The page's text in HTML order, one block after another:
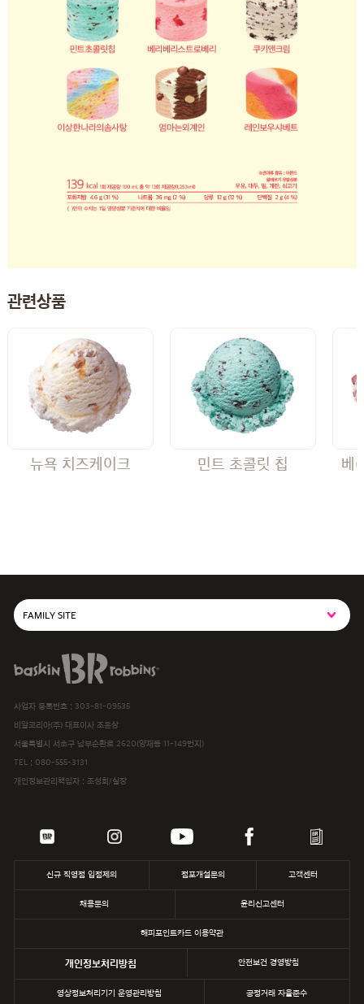
관련상품
뉴욕 치즈케이크 민트 초콜릿 칩 베
FAMILY SITE
SPC MAGAZINE
해피포인트카드
파스쿠찌
삼립
던킨
baskiN robbiNs
사업자 등록번호 : 303-81-09535
비알코리아(주) 대표이사 조윤상
서울특별시 서초구 남부순환로 2620(양재동 11-149번지)
TEL : 080-555-3131
개인정보관리책임자 : 조성희/실장
신규 직영점 입점제의 점포개설문의 고객센터
채용문의 윤리신고센터
해피포인트카드 이용약관
개인정보처리방침 안전보건 경영방침
영상정보처리기기 운영관리방침 공정거래 자율준수